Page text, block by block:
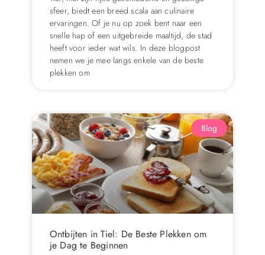
sfeer, biedt een breed scala aan culinaire
ervaringen. Of je nu op zoek bent naar een
snelle hap of een uitgebreide maaltijd, de stad
heeft voor ieder wat wils. In deze blogpost
nemen we je mee langs enkele van de beste
plekken om
Blog
Ontbijten in Tiel: De Beste Plekken om
je Dag te Beginnen